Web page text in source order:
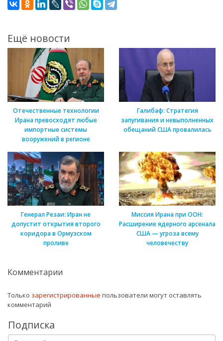
Ещё новости
Отечественные технологии
Ирана превосходят любые
импортные системы
вооружений в регионе
Галибаф: Стратегия
запугивания и невыполненных
обещаний США провалилась
Генерал Резаи: Иран не
допустит открытия второго
коридора в Ормузском
проливе
Миссия Ирана при ООН:
Расширение ядерного арсенала
США — угроза всему
человечеству
Комментарии
Только зарегистрированные пользователи могут оставлять
комментарий
Подписка